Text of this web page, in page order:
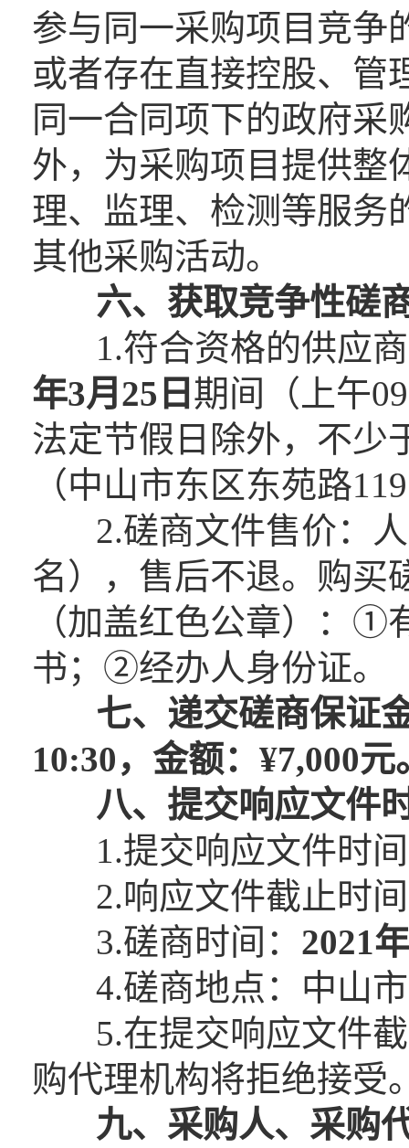
参与同一采购项目竞争
或者存在直接控股、管
同一合同项下的政府采
外，为采购项目提供整
理、监理、检测等服务
其他采购活动。
六、 获取竞争性磋
1.符合资格的供应商
年3月 25 日 期间（上午
法定节假日除外，不少
（中山市东区东苑路
2.磋商文件售价：人
名），售后不退。购买
（加盖红色公章）：①
书；②经办人身份证。
七、 递交磋商保证
10:30，金额：¥7,000元
八、 提交响应文件
1.提交响应文件时
2.响应文件截止时
3.磋商时间： 2021
4.磋商地点：中山市
5.在提交响应文件截
购代理机构将拒绝接受
九、 采购人、采购